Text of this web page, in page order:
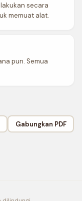
secara
memuat alat.
pun. Semua
Gabungkan PDF